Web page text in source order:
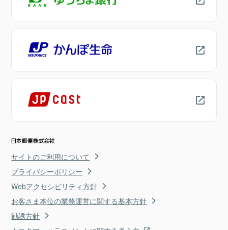
サイトのご利用について
プライバシーポリシー
Webアクセシビリティ方針
お客さま本位の業務運営に関する基本方針
勧誘方針